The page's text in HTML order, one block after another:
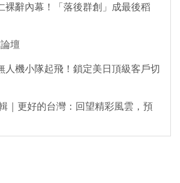
裸辭內幕！「落後群創」成最後稻
壇
人機小隊起飛！鎖定美日頂級客戶切
｜更好的台灣：回望精彩風雲，預